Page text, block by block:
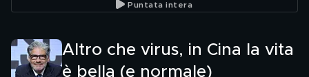
Puntata intera
Altro che virus, in Cina la vita
è bella (e normale)